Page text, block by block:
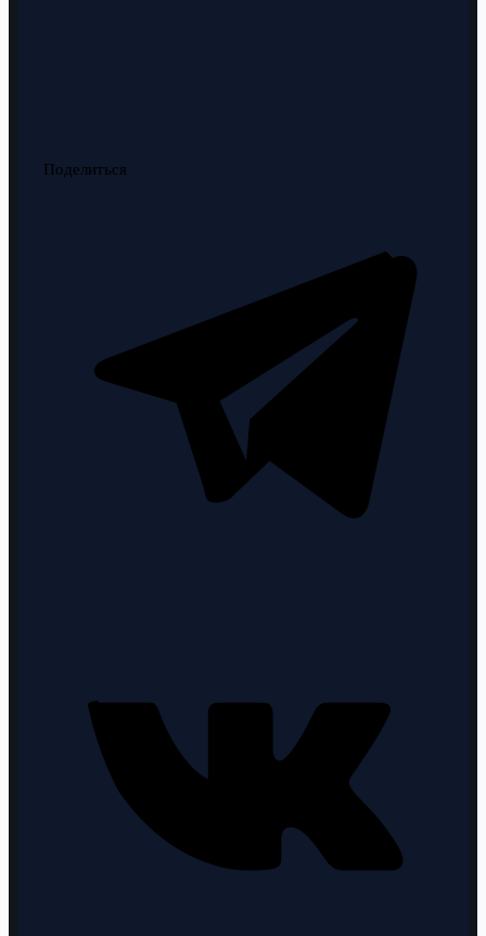
Поделиться